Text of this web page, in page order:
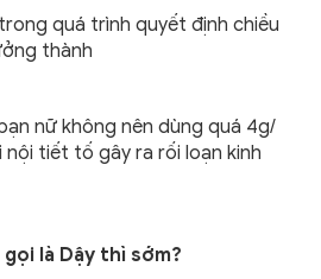
quá trình quyết định chiều
thành
nữ không nên dùng quá 4g/
nội tiết tố gây ra rối loạn kinh
là Dậy thì sớm?